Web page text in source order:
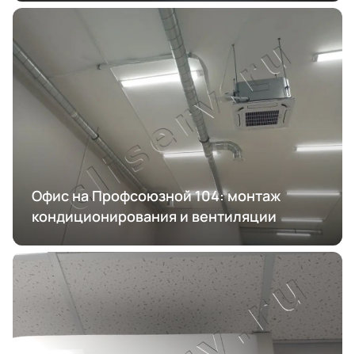
Офис на Профсоюзной 104: монтаж
кондиционирования и вентиляции